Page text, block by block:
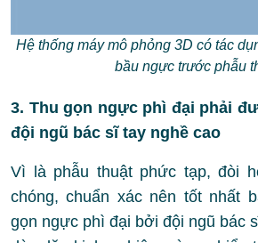
Hệ thống máy mô phỏng 3D có tác
bầu ngực trước phẫu
3. Thu gọn ngực phì đại phải
đội ngũ bác sĩ tay nghề cao
Vì là phẫu thuật phức tạp, đòi
chóng, chuẩn xác nên tốt nhất
gọn ngực phì đại bởi đội ngũ bác